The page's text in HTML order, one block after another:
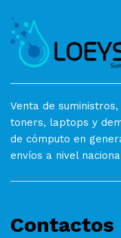
Venta de
toners, laptops y
de cómputo en
envíos a nivel
Contactos